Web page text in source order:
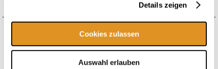
Details zeigen
Cookies zulassen
Auswahl erlauben